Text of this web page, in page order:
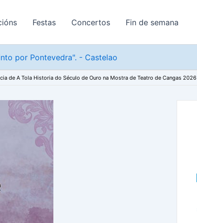
Festas Concertos Fin de semana
por Pontevedra". - Castelao
de A Tola Historia do Século de Ouro na Mostra de Teatro de Cangas 2026